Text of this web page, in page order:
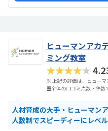
ヒューマンアカ
ミング教室
★★★★★
※ 上記の評価は、ヒューマ
室全体の口コミ点数・件数
人材育成の大手・ヒューマン
人数制でスピーディーにレベ